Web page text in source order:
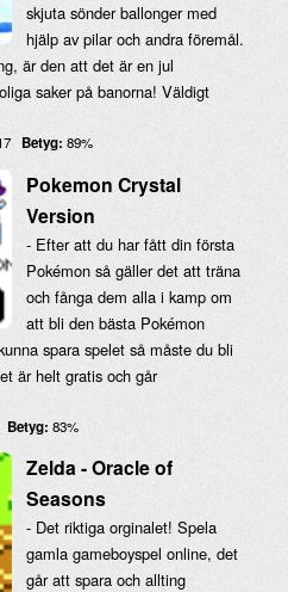
skjuta sönder ballonger med
hjälp av pilar och andra föremål.
är den att det är en jul
saker på banorna! Väldigt
Betyg: 89%
Pokemon Crystal
Version
- Efter att du har fått din första
Pokémon så gäller det att träna
och fånga dem alla i kamp om
att bli den bästa Pokémon
spara spelet så måste du bli
är helt gratis och går
Betyg: 83%
Zelda - Oracle of
Seasons
- Det riktiga orginalet! Spela
gamla gameboyspel online, det
går att spara och allting